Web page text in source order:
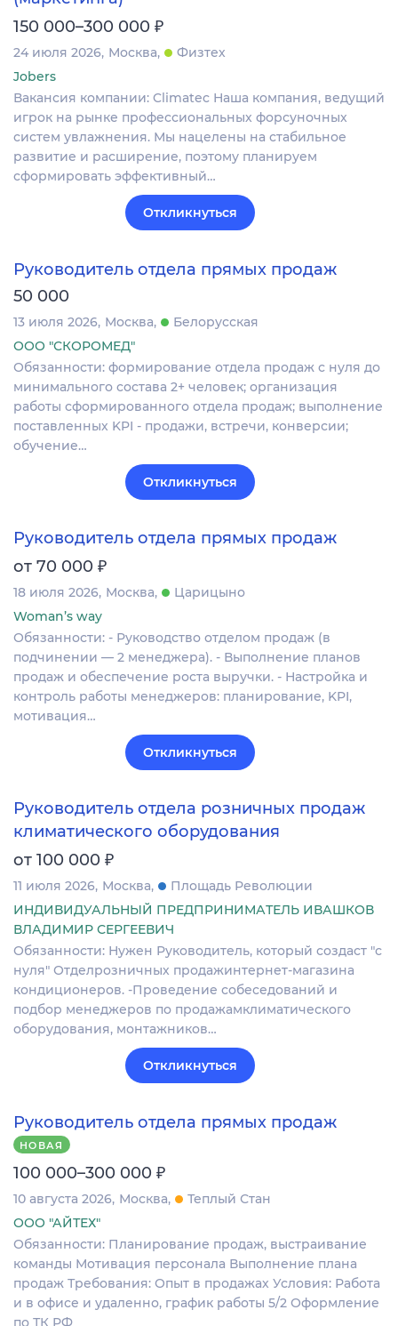
150 000–300 000 ₽
24 июля 2026 Москва
Физтех
Jobers
Вакансия компании: Climatec Наша компания, ведущий
игрок на рынке профессиональных форсуночных
систем увлажнения. Мы нацелены на стабильное
развитие и расширение, поэтому планируем
сформировать эффективный…
Откликнуться
Руководитель отдела прямых продаж
50 000
13 июля 2026 Москва
Белорусская
ООО "СКОРОМЕД"
Обязанности: формирование отдела продаж с нуля до
минимального состава 2+ человек; организация
работы сформированного отдела продаж; выполнение
поставленных KPI - продажи, встречи, конверсии;
обучение…
Откликнуться
Руководитель отдела прямых продаж
от 70 000 ₽
18 июля 2026 Москва
Царицыно
Woman’s way
Обязанности: - Руководство отделом продаж (в
подчинении — 2 менеджера). - Выполнение планов
продаж и обеспечение роста выручки. - Настройка и
контроль работы менеджеров: планирование, KPI,
мотивация…
Откликнуться
Руководитель отдела розничных продаж
климатического оборудования
от 100 000 ₽
11 июля 2026 Москва
Площадь Революции
ИНДИВИДУАЛЬНЫЙ ПРЕДПРИНИМАТЕЛЬ ИВАШКОВ
ВЛАДИМИР СЕРГЕЕВИЧ
Обязанности: Нужен Руководитель, который создаст "с
нуля" Отделрозничных продажинтернет-магазина
кондиционеров. -Проведение собеседований и
подбор менеджеров по продажамклиматического
оборудования, монтажников…
Откликнуться
Руководитель отдела прямых продаж
НОВАЯ
100 000–300 000 ₽
10 августа 2026 Москва
Теплый Стан
ООО "АЙТЕХ"
Обязанности: Планирование продаж, выстраивание
команды Мотивация персонала Выполнение плана
продаж Требования: Опыт в продажах Условия: Работа
и в офисе и удаленно, график работы 5/2 Оформление
по ТК РФ